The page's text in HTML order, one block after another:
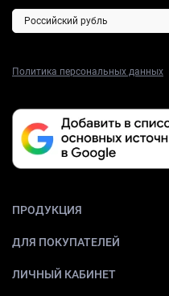
Политика персональных данных
ПРОДУКЦИЯ
ДЛЯ ПОКУПАТЕЛЕЙ
ЛИЧНЫЙ КАБИНЕТ